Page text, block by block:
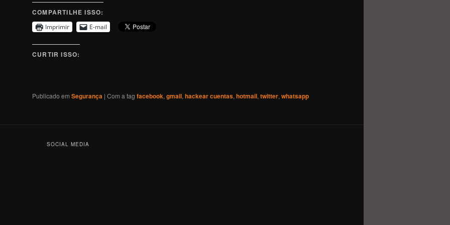
COMPARTILHE ISSO:
Imprimir E-mail
CURTIR ISSO:
Publicado em Segurança | Com a tag facebook, gmail, hackear cuentas, hotmail, twitter, whatsapp
SOCIAL MEDIA